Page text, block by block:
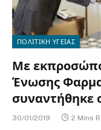
ΠΟΛΙΤΙΚΗ ΥΓΕΙΑΣ
Με
Ένωσης
συναντήθηκε
30/01/2019 2 Mins